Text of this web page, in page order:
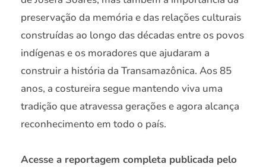
preservação da memória e das relações culturais
construídas ao longo das décadas entre os povos
indígenas e os moradores que ajudaram a
construir a história da Transamazônica. Aos 85
anos, a costureira segue mantendo viva uma
tradição que atravessa gerações e agora alcança
reconhecimento em todo o país.
Acesse a reportagem completa publicada pelo